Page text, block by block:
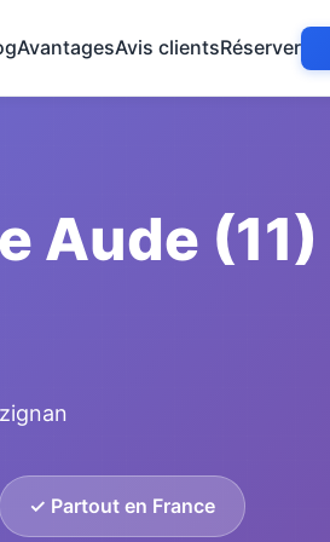
AvantagesAvis clientsRéserver
Aude (11)
✓ Partout en France